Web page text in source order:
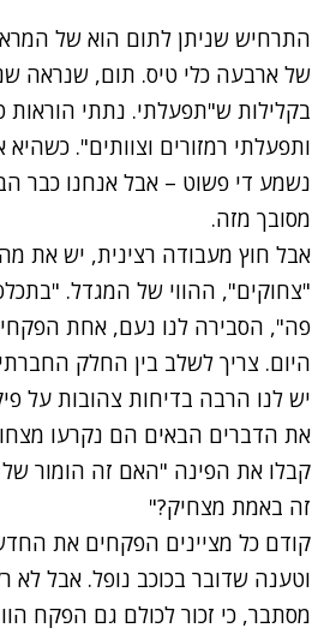
התרחיש שניתן לתום הוא של
של ארבעה כלי טיס. תום, שנראה
בקלילות ש"תפעלתי. נתתי הוראות
ותפעלתי רמזורים וצוותים".
נשמע די פשוט – אבל אנחנו כבר
מסובך מזה.
אבל חוץ מעבודה רצינית, יש את
"צחוקים", ההווי של המגדל.
פה", הסבירה לנו נעם, אחת
היום. צריך לשלב בין החלק
יש לנו הרבה בדיחות צהובות על
את הדברים הבאים הם נקרעו
קבלו את הפינה "האם זה הומור
זה באמת מצחיק?"
קודם כל מציינים הפקחים את
וטענה שדובר בכוכב נופל. אבל לא
מסתבר, כי זכור לכולם גם הפקח